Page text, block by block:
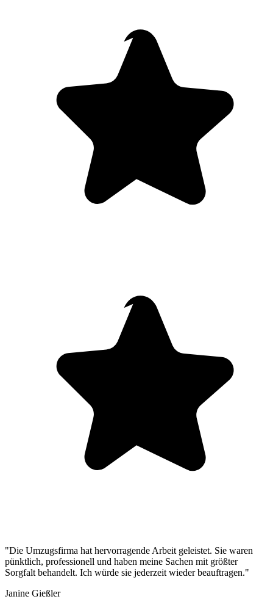
"Die Umzugsfirma hat hervorragende Arbeit geleistet. Sie waren
pünktlich, professionell und haben meine Sachen mit größter
Sorgfalt behandelt. Ich würde sie jederzeit wieder beauftragen."
Janine Gießler